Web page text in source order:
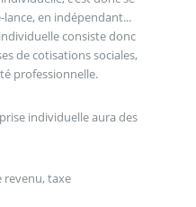
en indépendant...
consiste donc
de cotisations sociales,
professionnelle.
individuelle aura des
revenu, taxe